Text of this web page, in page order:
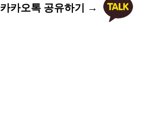
카카오톡 공유하기 →